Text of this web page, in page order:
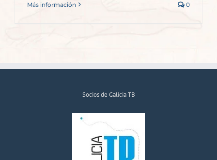
Más información 0
Socios de Galicia TB